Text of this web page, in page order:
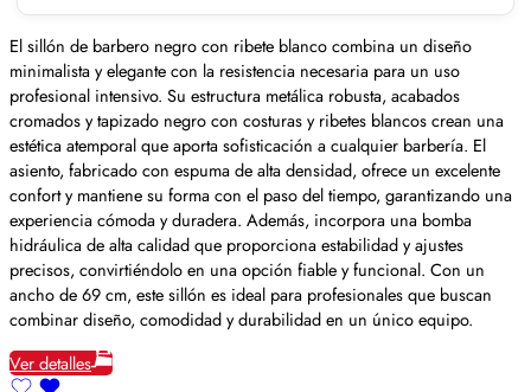
El sillón de barbero negro con ribete blanco combina un diseño
minimalista y elegante con la resistencia necesaria para un uso
profesional intensivo. Su estructura metálica robusta, acabados
cromados y tapizado negro con costuras y ribetes blancos crean una
estética atemporal que aporta sofisticación a cualquier barbería. El
asiento, fabricado con espuma de alta densidad, ofrece un excelente
confort y mantiene su forma con el paso del tiempo, garantizando una
experiencia cómoda y duradera. Además, incorpora una bomba
hidráulica de alta calidad que proporciona estabilidad y ajustes
precisos, convirtiéndolo en una opción fiable y funcional. Con un
ancho de 69 cm, este sillón es ideal para profesionales que buscan
combinar diseño, comodidad y durabilidad en un único equipo.
Ver detalles